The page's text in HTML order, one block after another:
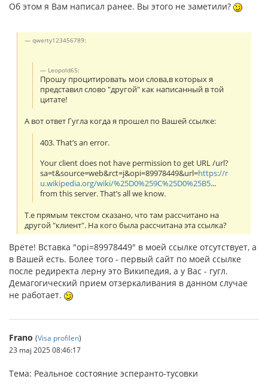
Об этом я Вам написал ранее. Вы этого не заметили?
qwerty123456789:
Leopold65:
Прошу процитировать мои слова,в которых я
представил слово "другой" как написанный в той
цитате!
А вот ответ Гугла когда я прошел по Вашей ссылке:
403. That’s an error.
Your client does not have permission to get URL /url?
sa=t&source=web&rct=j&opi=89978449&url=https://r
u.wikipedia.org/wiki/%25D0%259C%25D0%25B5...
from this server. That’s all we know.
Т.е прямым текстом сказано, что там рассчитано на
другой "клиент". На кого была рассчитана эта ссылка?
Врёте! Вставка "opi=89978449" в моей ссылке отсутствует, а
в Вашей есть. Более того - первый сайт по моей ссылке
после редиректа лерну это Википедия, а у Вас - гугл.
Демагогический прием отзеркаливания в данном случае
не работает.
Frano (Visa profilen)
23 maj 2025 08:46:17
Тема: Реальное состояние эсперанто-тусовки